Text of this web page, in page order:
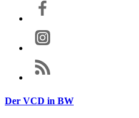
Der VCD in BW